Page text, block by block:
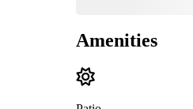
Amenities